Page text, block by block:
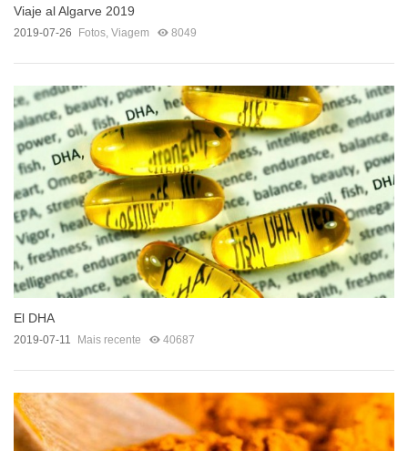
Viaje al Algarve 2019
2019-07-26 Fotos, Viagem 8049
El DHA
2019-07-11 Mais recente 40687